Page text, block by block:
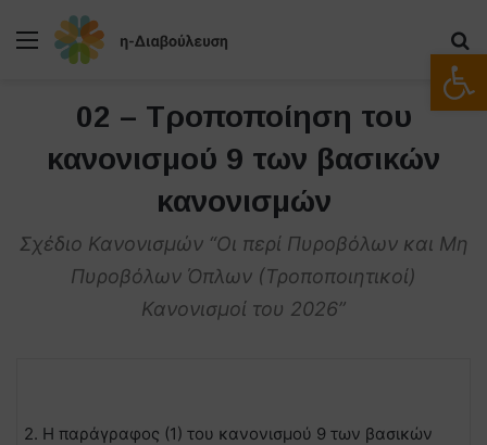
Μενού
02 – Τροποποίηση του
κανονισμού 9 των βασικών
κανονισμών
Σχέδιο Κανονισμών “Οι περί Πυροβόλων και Μη
Πυροβόλων Όπλων (Τροποποιητικοί)
Κανονισμοί του 2026”
2. Η παράγραφος (1) του κανονισμού 9 των βασικών